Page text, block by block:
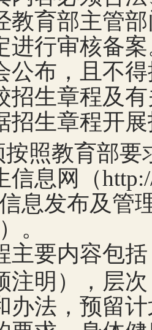
教育部主管
进行审核备
公布，且不
招生章程及
招生章程开
按照教育部
信息网（
息发布及管
。
主要内容包
注明），层
办法，预留